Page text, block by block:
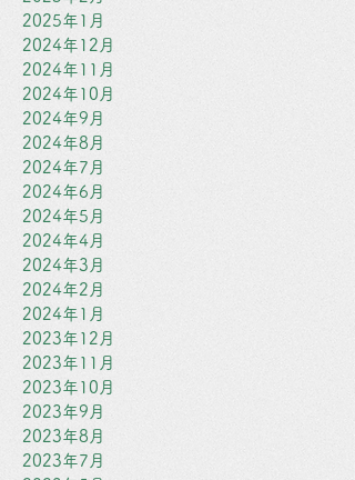
2025年1月
2024年12月
2024年11月
2024年10月
2024年9月
2024年8月
2024年7月
2024年6月
2024年5月
2024年4月
2024年3月
2024年2月
2024年1月
2023年12月
2023年11月
2023年10月
2023年9月
2023年8月
2023年7月